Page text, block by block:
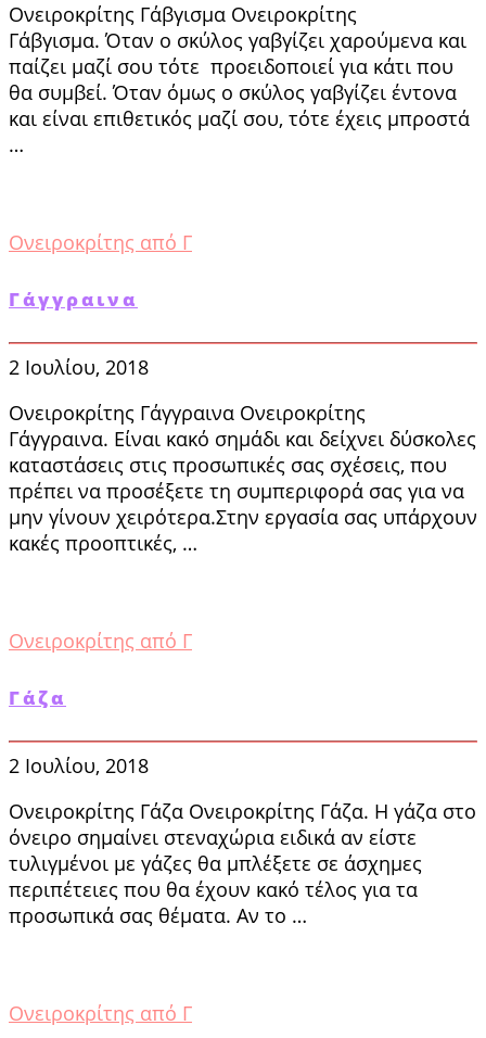
Ονειροκρίτης Γάβγισμα Ονειροκρίτης
Γάβγισμα. Όταν ο σκύλος γαβγίζει χαρούμενα και
παίζει μαζί σου τότε προειδοποιεί για κάτι που
θα συμβεί. Όταν όμως ο σκύλος γαβγίζει έντονα
και είναι επιθετικός μαζί σου, τότε έχεις μπροστά
…
Ονειροκρίτης από Γ
Γάγγραινα
2 Ιουλίου, 2018
Ονειροκρίτης Γάγγραινα Ονειροκρίτης
Γάγγραινα. Είναι κακό σημάδι και δείχνει δύσκολες
καταστάσεις στις προσωπικές σας σχέσεις, που
πρέπει να προσέξετε τη συμπεριφορά σας για να
μην γίνουν χειρότερα.Στην εργασία σας υπάρχουν
κακές προοπτικές, …
Ονειροκρίτης από Γ
Γάζα
2 Ιουλίου, 2018
Ονειροκρίτης Γάζα Ονειροκρίτης Γάζα. Η γάζα στο
όνειρο σημαίνει στεναχώρια ειδικά αν είστε
τυλιγμένοι με γάζες θα μπλέξετε σε άσχημες
περιπέτειες που θα έχουν κακό τέλος για τα
προσωπικά σας θέματα. Αν το …
Ονειροκρίτης από Γ